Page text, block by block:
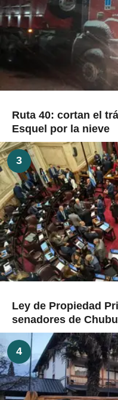
Ruta 40: cortan el
Esquel por la nieve
3
Ley de Propiedad
senadores de
4